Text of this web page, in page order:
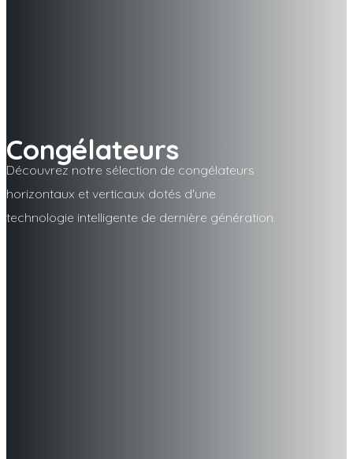
Congélateurs
Découvrez notre sélection de congélateurs
horizontaux et verticaux dotés d'une
technologie intelligente de dernière génération.